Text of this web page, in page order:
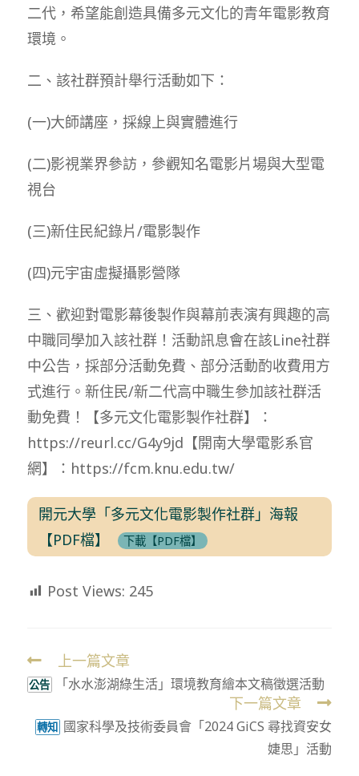
二代，希望能創造具備多元文化的青年電影教育
環境。
二、該社群預計舉行活動如下：
(一)大師講座，採線上與實體進行
(二)影視業界參訪，參觀知名電影片場與大型電
視台
(三)新住民紀錄片/電影製作
(四)元宇宙虛擬攝影營隊
三、歡迎對電影幕後製作與幕前表演有興趣的高
中職同學加入該社群！活動訊息會在該Line社群
中公告，採部分活動免費、部分活動酌收費用方
式進行。新住民/新二代高中職生參加該社群活
動免費！【多元文化電影製作社群】：
https://reurl.cc/G4y9jd【開南大學電影系官
網】：https://fcm.knu.edu.tw/
開元大學「多元文化電影製作社群」海報
【PDF檔】
下載【PDF檔】
Post Views: 245
Read
more
上一篇文章
公告 「水水澎湖綠生活」環境教育繪本文稿徵選活動
下一篇文章
轉知 國家科學及技術委員會「2024 GiCS 尋找資安女
婕思」活動